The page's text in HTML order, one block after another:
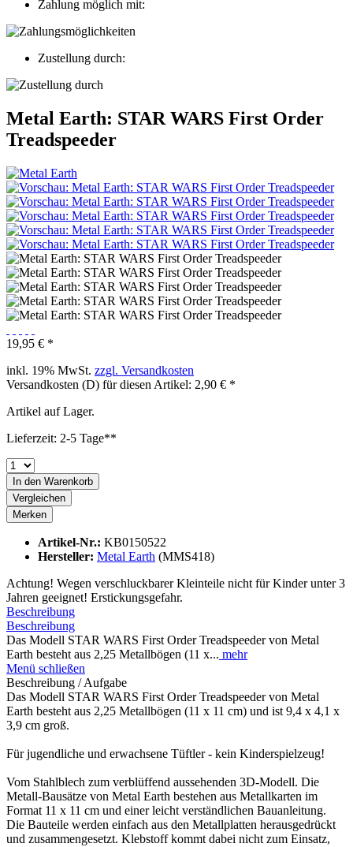
Zahlung möglich mit:
Zustellung durch:
Metal Earth: STAR WARS First Order
Treadspeeder
19,95 € *
inkl. 19% MwSt. zzgl. Versandkosten
Versandkosten (D) für diesen Artikel: 2,90 € *
Artikel auf Lager.
Lieferzeit: 2-5 Tage**
In den Warenkorb
Vergleichen
Merken
Artikel-Nr.: KB0150522
Hersteller: Metal Earth (MMS418)
Achtung! Wegen verschluckbarer Kleinteile nicht für Kinder unter 3
Jahren geeignet! Erstickungsgefahr.
Beschreibung
Beschreibung
Das Modell STAR WARS First Order Treadspeeder von Metal
Earth besteht aus 2,25 Metallbögen (11 x... mehr
Menü schließen
Beschreibung / Aufgabe
Das Modell STAR WARS First Order Treadspeeder von Metal
Earth besteht aus 2,25 Metallbögen (11 x 11 cm) und ist 9,4 x 4,1 x
3,9 cm groß.
Für jugendliche und erwachsene Tüftler - kein Kinderspielzeug!
Vom Stahlblech zum verblüffend aussehenden 3D-Modell. Die
Metall-Bausätze von Metal Earth bestehen aus Metallkarten im
Format 11 x 11 cm und einer leicht verständlichen Bauanleitung.
Die Bauteile werden einfach aus den Metallplatten herausgedrückt
und zusammengesetzt. Klebstoff kommt dabei nicht zum Einsatz,